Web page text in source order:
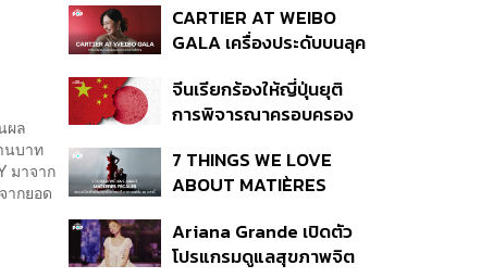
ผล
นบาท
มาจาก
ากยอด
รองรับอ่าวไทย-อันดามัน
CARTIER AT WEIBO
GALA เครื่องประดับบนลุค
สำคัญ
จีนเรียกร้องให้ญี่ปุ่นยุติ
การพิจารณาครอบครอง
7 THINGS WE LOVE
ABOUT MATIÈRES
Ariana Grande เปิดตัว
โปรแกรมดูแลสุขภาพจิต